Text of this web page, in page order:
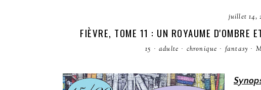
juillet 14,
FIÈVRE, TOME 11 : UN ROYAUME D'OMBRE
15 · adulte · chronique · fantasy ·